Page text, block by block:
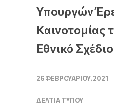
Υπουργών
Καινοτομίας
Εθνικό
26 ΦΕΒΡΟΥΑΡΊΟΥ, 2021
ΔΕΛΤΊΑ ΤΎΠΟΥ